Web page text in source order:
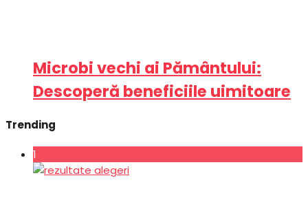
Microbi vechi ai Pământului:
Descoperă beneficiile uimitoare
Trending
1